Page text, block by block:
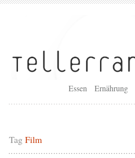
Essen Ernährung
Tag Film